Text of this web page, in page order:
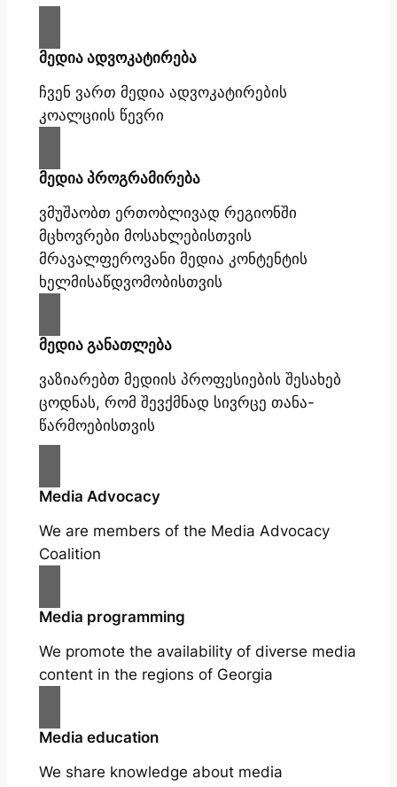
მედია ადვოკატირება
ჩვენ ვართ მედია ადვოკატირების
კოალციის წევრი
მედია პროგრამირება
ვმუშაობთ ერთობლივად რეგიონში
მცხოვრები მოსახლებისთვის
მრავალფეროვანი მედია კონტენტის
ხელმისაწდვომობისთვის
მედია განათლება
ვაზიარებთ მედიის პროფესიების შესახებ
ცოდნას, რომ შევქმნად სივრცე თანა-
წარმოებისთვის
Media Advocacy
We are members of the Media Advocacy
Coalition
Media programming
We promote the availability of diverse media
content in the regions of Georgia
Media education
We share knowledge about media